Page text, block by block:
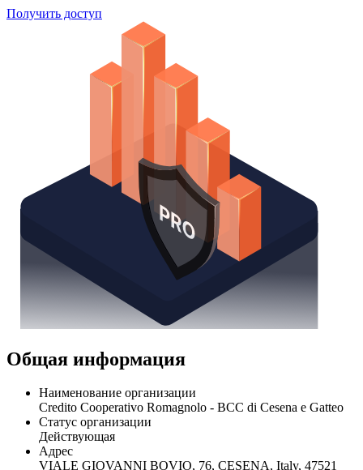
Получить доступ
Общая информация
Наименование организации
Credito Cooperativo Romagnolo - BCC di Cesena e Gatteo
Статус организации
Действующая
Адрес
VIALE GIOVANNI BOVIO, 76, CESENA, Italy, 47521